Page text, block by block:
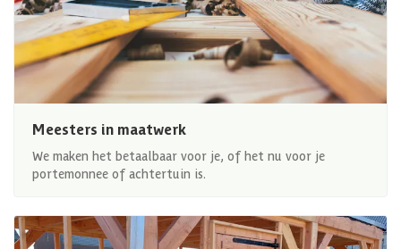
Meesters in maatwerk
We maken het betaalbaar voor je, of het nu voor je
portemonnee of achtertuin is.